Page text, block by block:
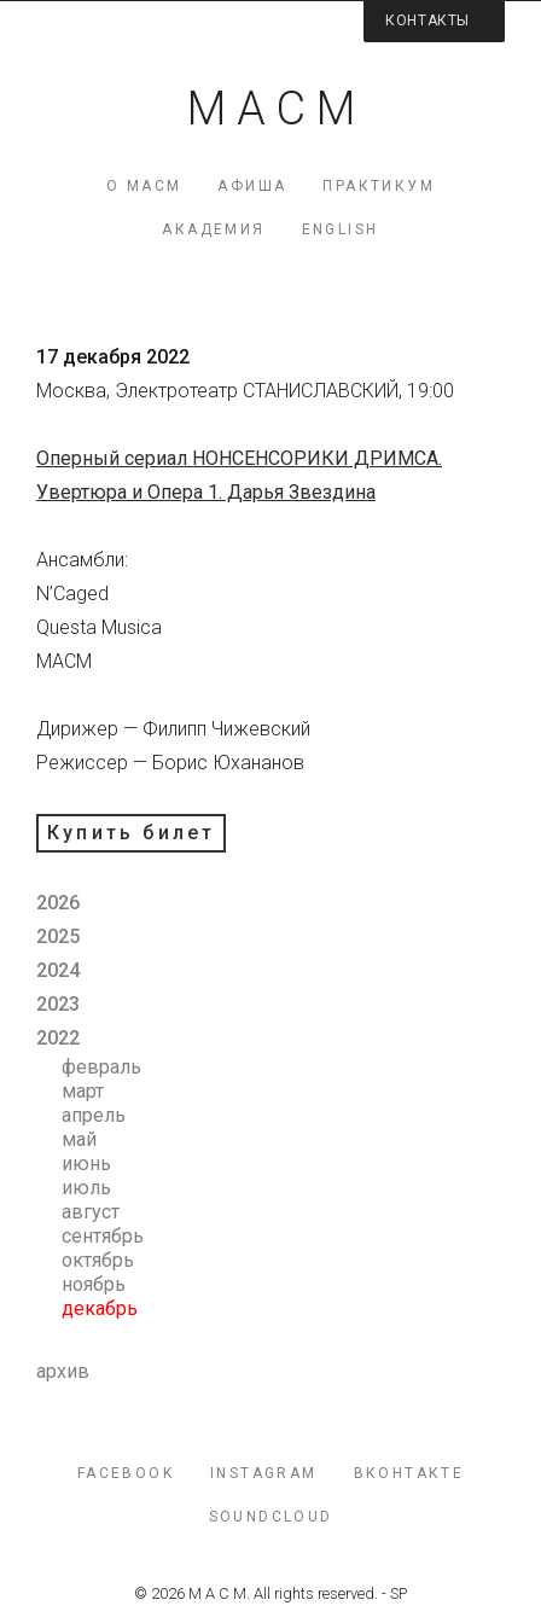
КОНТАКТЫ
М А С М
О МАСМ АФИША ПРАКТИКУМ
АКАДЕМИЯ ENGLISH
17 декабря 2022
Москва, Электротеатр СТАНИСЛАВСКИЙ, 19:00
Оперный сериал НОНСЕНСОРИКИ ДРИМСА.
Увертюра и Опера 1. Дарья Звездина
Ансамбли:
N’Caged
Questa Musica
МАСМ
Дирижер — Филипп Чижевский
Режиссер — Борис Юхананов
Купить билет
2026
2025
2024
2023
2022
февраль
март
апрель
май
июнь
июль
август
сентябрь
октябрь
ноябрь
декабрь
архив
FACEBOOK INSTAGRAM ВКОНТАКТЕ
SOUNDCLOUD
© 2026 М А С М. All rights reserved. - SP